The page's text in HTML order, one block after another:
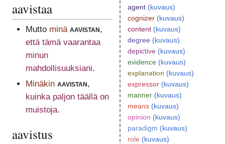
aavistaa
Mutto minä aavistan,
että tämä vaarantaa
minun
mahdollisuuksiani.
Minäkin aavistan,
kuinka paljon täällä on
muistoja.
aavistus
agent (kuvaus)
cognizer (kuvaus)
content (kuvaus)
degree (kuvaus)
depictive (kuvaus)
evidence (kuvaus)
explanation (kuvaus)
expressor (kuvaus)
manner (kuvaus)
means (kuvaus)
opinion (kuvaus)
paradigm (kuvaus)
role (kuvaus)